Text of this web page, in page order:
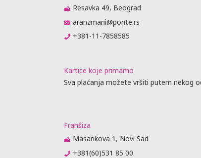
Resavka 49, Beograd
aranzmani@ponte.rs
+381-11-7858585
Kartice koje primamo
Sva plaćanja možete vršiti putem nekog
Franšiza
Masarikova 1, Novi Sad
+381(60)531 85 00